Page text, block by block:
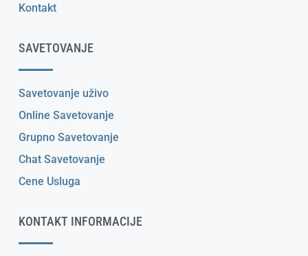
Kontakt
SAVETOVANJE
Savetovanje uživo
Online Savetovanje
Grupno Savetovanje
Chat Savetovanje
Cene Usluga
KONTAKT INFORMACIJE